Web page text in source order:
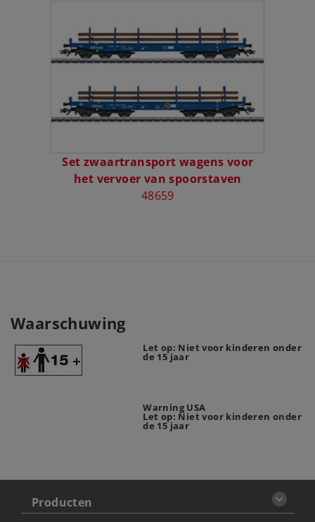
Set zwaartransport wagens voor
het vervoer van spoorstaven
48659
Waarschuwing
Let op: Niet voor kinderen onder
de 15 jaar
Warning USA
Let op: Niet voor kinderen onder
de 15 jaar
Producten